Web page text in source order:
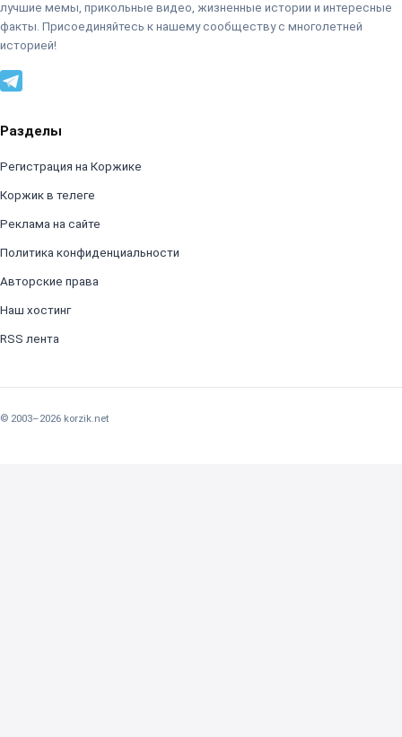
лучшие мемы, прикольные видео, жизненные истории и интересные
факты. Присоединяйтесь к нашему сообществу с многолетней
историей!
Разделы
Регистрация на Коржике
Коржик в телеге
Реклама на сайте
Политика конфиденциальности
Авторские права
Наш хостинг
RSS лента
© 2003–2026 korzik.net